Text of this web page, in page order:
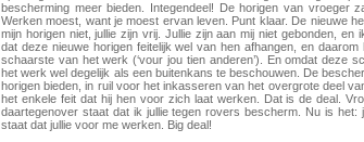
bescherming meer bieden. Integendeel! De horigen van vroeger
Werken moest, want je moest ervan leven. Punt klaar. De nieuwe
mijn horigen niet, jullie zijn vrij. Jullie zijn aan mij niet gebonden, en
dat deze nieuwe horigen feitelijk wel van hen afhangen, en
schaarste van het werk (‘vour jou tien anderen’). En omdat deze
het werk wel degelijk als een buitenkans te beschouwen. De
horigen bieden, in ruil voor het inkasseren van het overgrote deel
het enkele feit dat hij hen voor zich laat werken. Dat is de deal.
daartegenover staat dat ik jullie tegen rovers bescherm. Nu is het:
staat dat jullie voor me werken. Big deal!